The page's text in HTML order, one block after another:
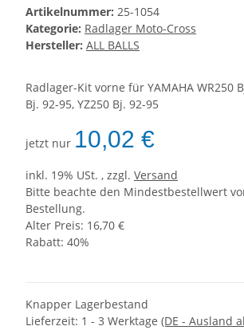
Artikelnummer: 25-1054
Kategorie: Radlager Moto-Cross
Hersteller: ALL BALLS
Radlager-Kit vorne für YAMAHA WR250
Bj. 92-95, YZ250 Bj. 92-95
jetzt nur 10,02 €
inkl. 19% USt. , zzgl. Versand
Bitte beachte den Mindestbestellwert
Bestellung.
Alter Preis: 16,70 €
Rabatt: 40%
Knapper Lagerbestand
Lieferzeit: 1 - 3 Werktage (DE - Ausland